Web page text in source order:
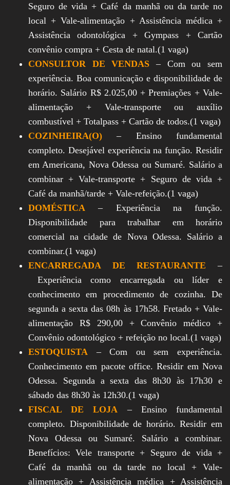
Seguro de vida + Café da manhã ou da tarde no
local + Vale-alimentação + Assistência médica +
Assistência odontológica + Gympass + Cartão
convênio compra + Cesta de natal.(1 vaga)
CONSULTOR DE VENDAS – Com ou sem
experiência. Boa comunicação e disponibilidade de
horário. Salário R$ 2.025,00 + Premiações + Vale-
alimentação + Vale-transporte ou auxílio
combustível + Totalpass + Cartão de todos.(1 vaga)
COZINHEIRA(O)– Ensino fundamental
completo. Desejável experiência na função. Residir
em Americana, Nova Odessa ou Sumaré. Salário a
combinar + Vale-transporte + Seguro de vida +
Café da manhã/tarde + Vale-refeição.(1 vaga)
DOMÉSTICA– Experiência na função.
Disponibilidade para trabalhar em horário
comercial na cidade de Nova Odessa. Salário a
combinar.(1 vaga)
ENCARREGADA DE RESTAURANTE–
Experiência como encarregada ou líder e
conhecimento em procedimento de cozinha. De
segunda a sexta das 08h às 17h58. Fretado + Vale-
alimentação R$ 290,00 + Convênio médico +
Convênio odontológico + refeição no local.(1 vaga)
ESTOQUISTA– Com ou sem experiência.
Conhecimento em pacote office. Residir em Nova
Odessa. Segunda a sexta das 8h30 às 17h30 e
sábado das 8h30 às 12h30.(1 vaga)
FISCAL DE LOJA – Ensino fundamental
completo. Disponibilidade de horário. Residir em
Nova Odessa ou Sumaré. Salário a combinar.
Benefícios: Vele transporte + Seguro de vida +
Café da manhã ou da tarde no local + Vale-
alimentação + Assistência médica + Assistência